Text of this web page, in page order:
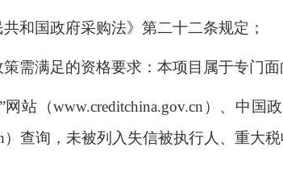
和国政府采购法》第二十二条规定；
需满足的资格要求：本项目属于专门面
网站（www.creditchina.gov.cn ）、中国
）查询，未被列入失信被执行人、重大